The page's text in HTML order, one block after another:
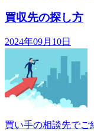
買収先の探し方
2024年09月10日
買い手の相談先で